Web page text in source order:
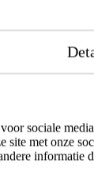
sociale
met onze
informatie